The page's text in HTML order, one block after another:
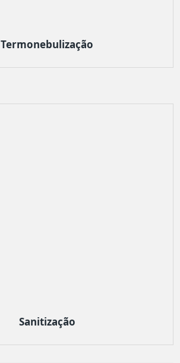
Termonebulização
Sanitização